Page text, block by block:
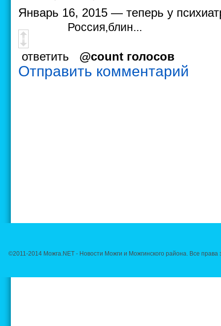
Январь 16, 2015 — теперь у
Россия,блин...
ответить @count голосов
Отправить комментарий
©2011-2014 Можга.NET - Новости Можги и Можгинского района. Все